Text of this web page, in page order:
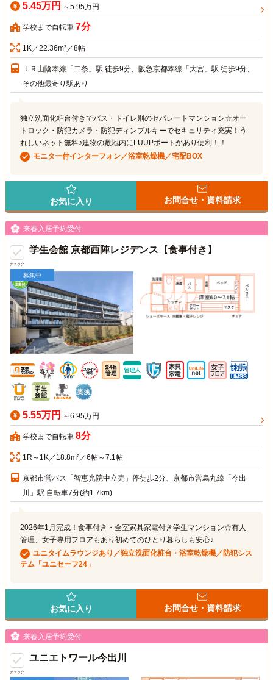
5.45万円 ～5.95万円
学校まで自転車 7分
1K／22.36m²／8帖
ＪＲ山陰本線「二条」駅 徒歩9分、阪急京都本線「大宮」駅 徒歩9分、
その他最寄り駅あり
独立洗面化粧台付きでバス・トイレ別のセパレートマンション☆オー
トロック・防犯カメラ・防犯ディンプルキーでセキュリティ充実！う
れしいネット無料♪建物の敷地内にLUUPポートがあり便利！！
モニター付インターフォン／浴室乾燥機／宅配BOX
お気に入り お問合せ・資料請求
チェック
来春入居予約受付
学生会館 京都西陣レジデンス【食事付き】
募集中
5.55万円 ～6.95万円
学校まで自転車 8分
1R～1K／18.8m²／6帖～7.1帖
京都市営バス「智恵光院中立売」停徒歩2分、京都市営烏丸線「今出
川」駅 自転車7分(約1.7km)
2026年1月完成！食事付き・全室家具家電付き学生マンション☆有人
管理、女子専用フロアもあり初めてのひとり暮らしも安心♪
ユニタイムラウンジあり／独立洗面化粧台・浴室乾燥機／防犯シス
テム「ユニセーフ24」
お気に入り お問合せ・資料請求
チェック
来春入居予約受付
ユニエトワール今出川